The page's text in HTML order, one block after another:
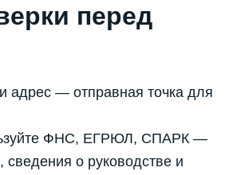
перед
— отправная точка для
ФНС, ЕГРЮЛ, СПАРК —
о руководстве и